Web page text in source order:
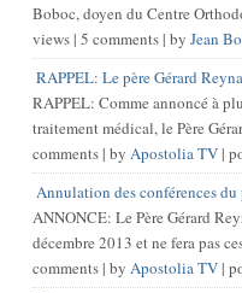
Boboc, doyen du Centre
views| 5 comments| by Jean
RAPPEL: Le père Gérard
RAPPEL: Comme annoncé à
traitement médical, le Père
comments| by Apostolia TV|
Annulation des conférences
ANNONCE: Le Père Gérard
décembre 2013 et ne fera pas
comments| by Apostolia TV|